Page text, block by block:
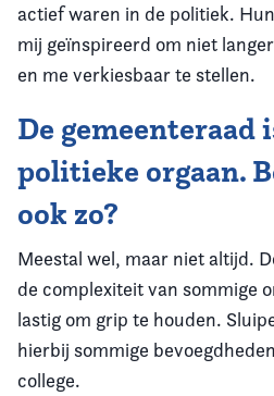
actief waren in de politiek.
mij geïnspireerd om niet
en me verkiesbaar te stellen.
De gemeenteraad
politieke orgaan.
ook zo?
Meestal wel, maar niet altijd.
de complexiteit van sommige
lastig om grip te houden.
hierbij sommige
college.